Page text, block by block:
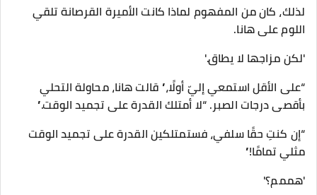
لذلك، كان من المفهوم لماذا كانت الأميرة القرصانة تلقي
اللوم على هانا.
'لكن مزاجها لا يطاق.'
“على الأقل استمعي إليّ أولًا،” قالت هانا، محاولة التحلي
بأقصى درجات الصبر. “لا أمتلك القدرة على تجميد الوقت.”
“إن كنتِ حقًا سلفي، فستمتلكين القدرة على تجميد الوقت
مثلي تمامًا!”
'هممم؟'